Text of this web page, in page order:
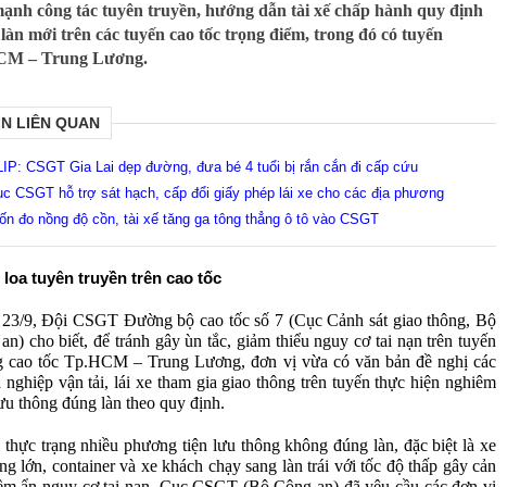
công tác tuyên truyền, hướng dẫn tài xế chấp hành quy định
mới trên các tuyến cao tốc trọng điểm, trong đó có tuyến
– Trung Lương.
LIÊN QUAN
CSGT Gia Lai dẹp đường, đưa bé 4 tuổi bị rắn cắn đi cấp cứu
CSGT hỗ trợ sát hạch, cấp đổi giấy phép lái xe cho các địa phương
đo nồng độ cồn, tài xế tăng ga tông thẳng ô tô vào CSGT
loa tuyên truyền trên cao tốc
9, Đội CSGT Đường bộ cao tốc số 7 (Cục Cảnh sát giao thông, Bộ
cho biết, để tránh gây ùn tắc, giảm thiểu nguy cơ tai nạn trên tuyến
cao tốc Tp.HCM – Trung Lương, đơn vị vừa có văn bản đề nghị các
nghiệp vận tải, lái xe tham gia giao thông trên tuyến thực hiện nghiêm
thông đúng làn theo quy định.
thực trạng nhiều phương tiện lưu thông không đúng làn, đặc biệt là xe
lớn, container và xe khách chạy sang làn trái với tốc độ thấp gây cản